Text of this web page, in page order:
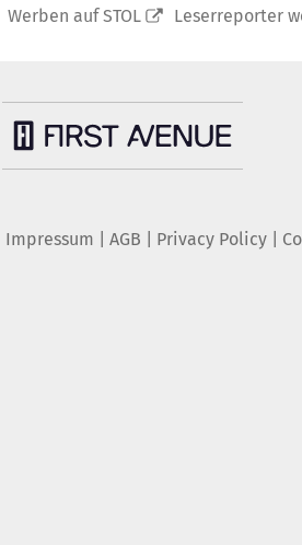
Werben auf STOL Leserreporter
Impressum AGB Privacy Policy|